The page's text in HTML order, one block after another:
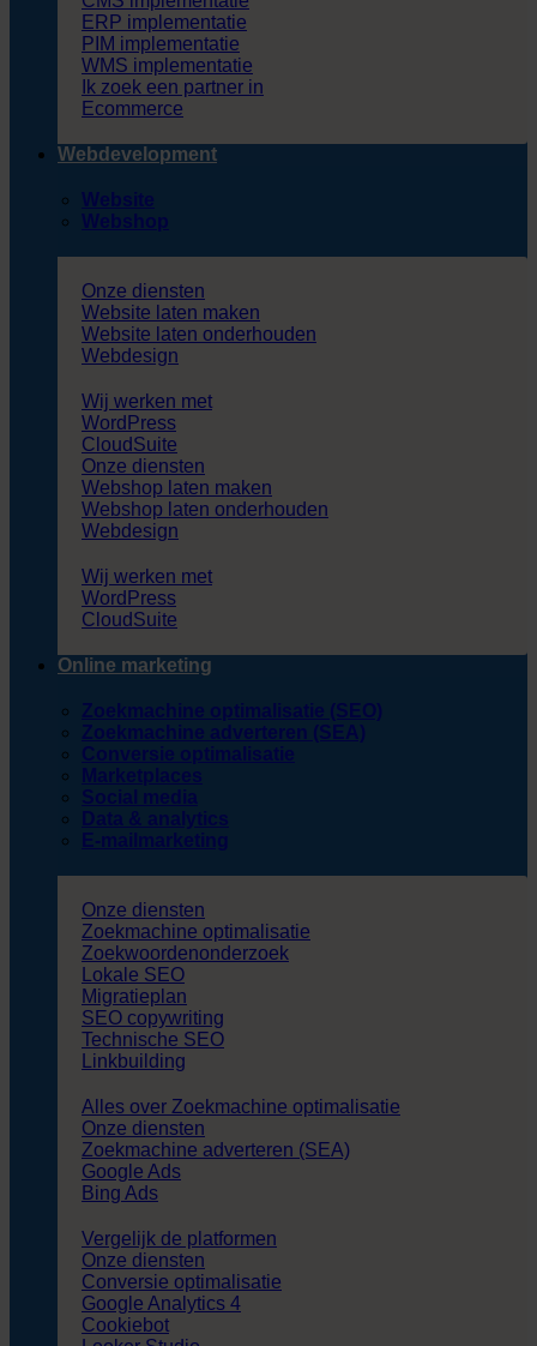
ERP implementatie
PIM implementatie
WMS implementatie
Ik zoek een partner in
Ecommerce
Webdevelopment
Website
Webshop
Onze diensten
Website laten maken
Website laten onderhouden
Webdesign
Wij werken met
WordPress
CloudSuite
Onze diensten
Webshop laten maken
Webshop laten onderhouden
Webdesign
Wij werken met
WordPress
CloudSuite
Online marketing
Zoekmachine optimalisatie (SEO)
Zoekmachine adverteren (SEA)
Conversie optimalisatie
Marketplaces
Social media
Data & analytics
E-mailmarketing
Onze diensten
Zoekmachine optimalisatie
Zoekwoordenonderzoek
Lokale SEO
Migratieplan
SEO copywriting
Technische SEO
Linkbuilding
Alles over Zoekmachine optimalisatie
Onze diensten
Zoekmachine adverteren (SEA)
Google Ads
Bing Ads
Vergelijk de platformen
Onze diensten
Conversie optimalisatie
Google Analytics 4
Cookiebot